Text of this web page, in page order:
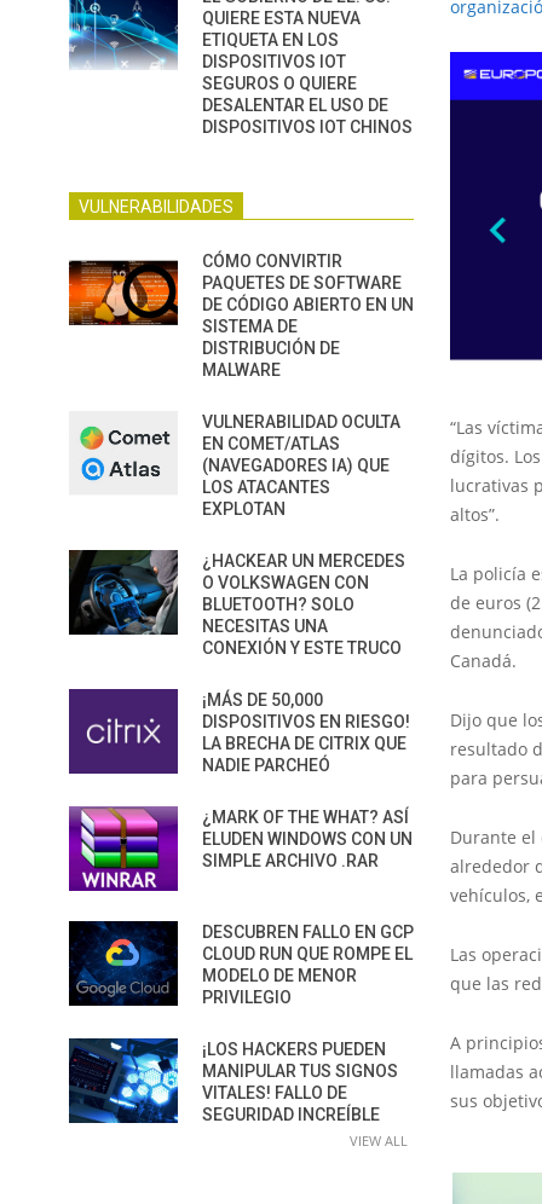
“Las
dígitos.
lucrativas
altos”.
La policía
de euros
Canadá.
Dijo que
resultado
para
Durante
alrededor
vehículos,
Las
que las
A
llamadas
sus
QUIERE ESTA NUEVA
ETIQUETA EN LOS
DISPOSITIVOS IOT
SEGUROS O QUIERE
DESALENTAR EL USO DE
DISPOSITIVOS IOT CHINOS
VULNERABILIDADES
CÓMO CONVIRTIR
PAQUETES DE SOFTWARE
DE CÓDIGO ABIERTO EN UN
SISTEMA DE
DISTRIBUCIÓN DE
MALWARE
VULNERABILIDAD OCULTA
EN COMET/ATLAS
(NAVEGADORES IA) QUE
LOS ATACANTES
EXPLOTAN
¿HACKEAR UN MERCEDES
O VOLKSWAGEN CON
BLUETOOTH? SOLO
NECESITAS UNA
CONEXIÓN Y ESTE TRUCO
¡MÁS DE 50,000
DISPOSITIVOS EN RIESGO!
LA BRECHA DE CITRIX QUE
NADIE PARCHEÓ
¿MARK OF THE WHAT? ASÍ
ELUDEN WINDOWS CON UN
SIMPLE ARCHIVO .RAR
DESCUBREN FALLO EN GCP
CLOUD RUN QUE ROMPE EL
MODELO DE MENOR
PRIVILEGIO
¡LOS HACKERS PUEDEN
MANIPULAR TUS SIGNOS
VITALES! FALLO DE
SEGURIDAD INCREÍBLE
VIEW ALL